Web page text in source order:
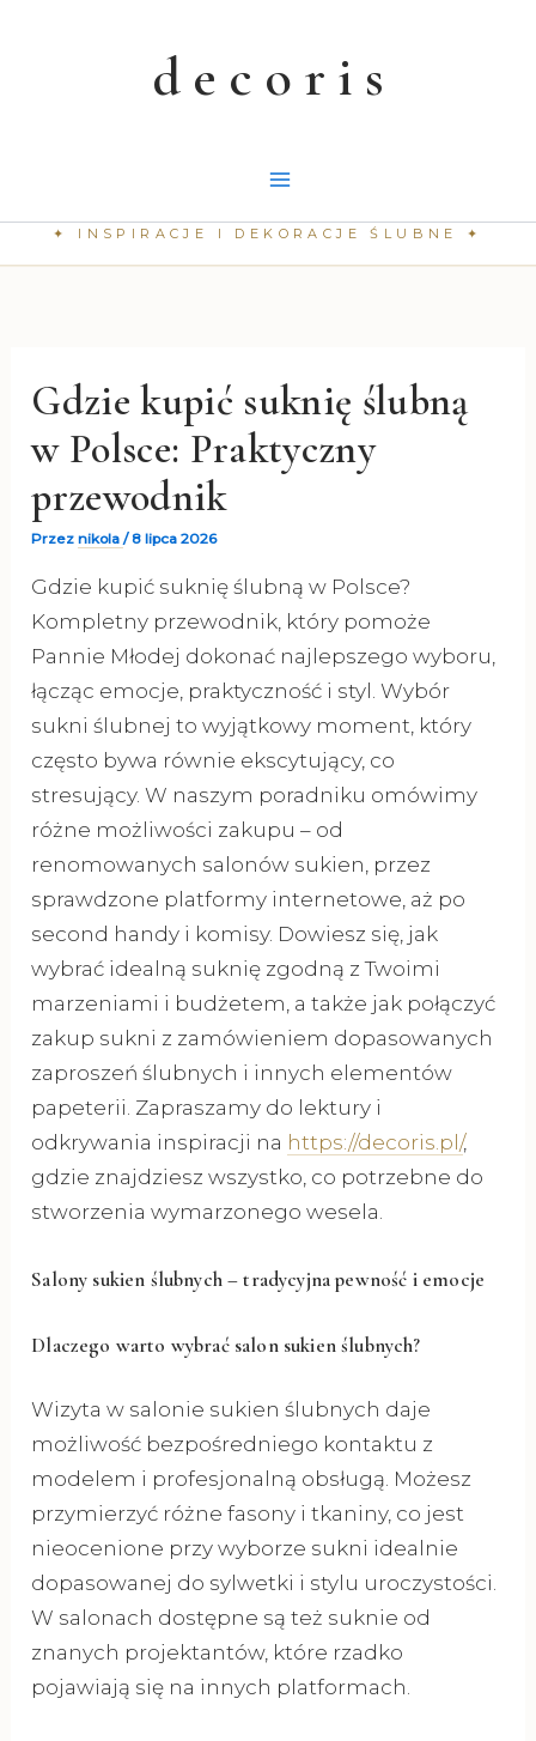
Gdzie kupić suknię ślubną
w Polsce: Praktyczny
przewodnik
Przeznikola/8 lipca 2026
Gdzie kupić suknię ślubną w Polsce?
Kompletny przewodnik, który pomoże
Pannie Młodej dokonać najlepszego wyboru,
łącząc emocje, praktyczność i styl. Wybór
sukni ślubnej to wyjątkowy moment, który
często bywa równie ekscytujący, co
stresujący. W naszym poradniku omówimy
różne możliwości zakupu – od
renomowanych salonów sukien, przez
sprawdzone platformy internetowe, aż po
second handy i komisy. Dowiesz się, jak
wybrać idealną suknię zgodną z Twoimi
marzeniami i budżetem, a także jak połączyć
zakup sukni z zamówieniem dopasowanych
zaproszeń ślubnych i innych elementów
papeterii. Zapraszamy do lektury i
odkrywania inspiracji na https://decoris.pl/,
gdzie znajdziesz wszystko, co potrzebne do
stworzenia wymarzonego wesela.
Salony sukien ślubnych – tradycyjna pewność i emocje
Dlaczego warto wybrać salon sukien ślubnych?
Wizyta w salonie sukien ślubnych daje
możliwość bezpośredniego kontaktu z
modelem i profesjonalną obsługą. Możesz
przymierzyć różne fasony i tkaniny, co jest
nieocenione przy wyborze sukni idealnie
dopasowanej do sylwetki i stylu uroczystości.
W salonach dostępne są też suknie od
znanych projektantów, które rzadko
pojawiają się na innych platformach.